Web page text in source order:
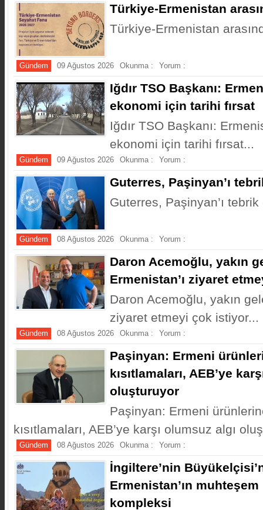
Türkiye-Ermenistan
Türkiye-Ermenistan
Gündem 09 Ağustos 2026 Okunma : Yorum :
​Iğdır TSO Başkanı:
ekonomi için tarihi fırsat
​Iğdır TSO Başkanı:
ekonomi için tarihi fırsat...
Gündem 09 Ağustos 2026 Okunma : Yorum :
Guterres, Paşinyan’ı
Guterres, Paşinyan’ı
Gündem 08 Ağustos 2026 Okunma : Yorum :
Daron Acemoğlu, yakın
Ermenistan’ı ziyaret
Daron Acemoğlu, yakın
ziyaret etmeyi çok istiyor...
Gündem 08 Ağustos 2026 Okunma : Yorum :
Paşinyan: Ermeni
kısıtlamaları, AEB’ye
oluşturuyor
Paşinyan: Ermeni
kısıtlamaları, AEB’ye karşı olumsuz algı
Gündem 08 Ağustos 2026 Okunma : Yorum :
İngiltere’nin
Ermenistan’ın
kompleksi